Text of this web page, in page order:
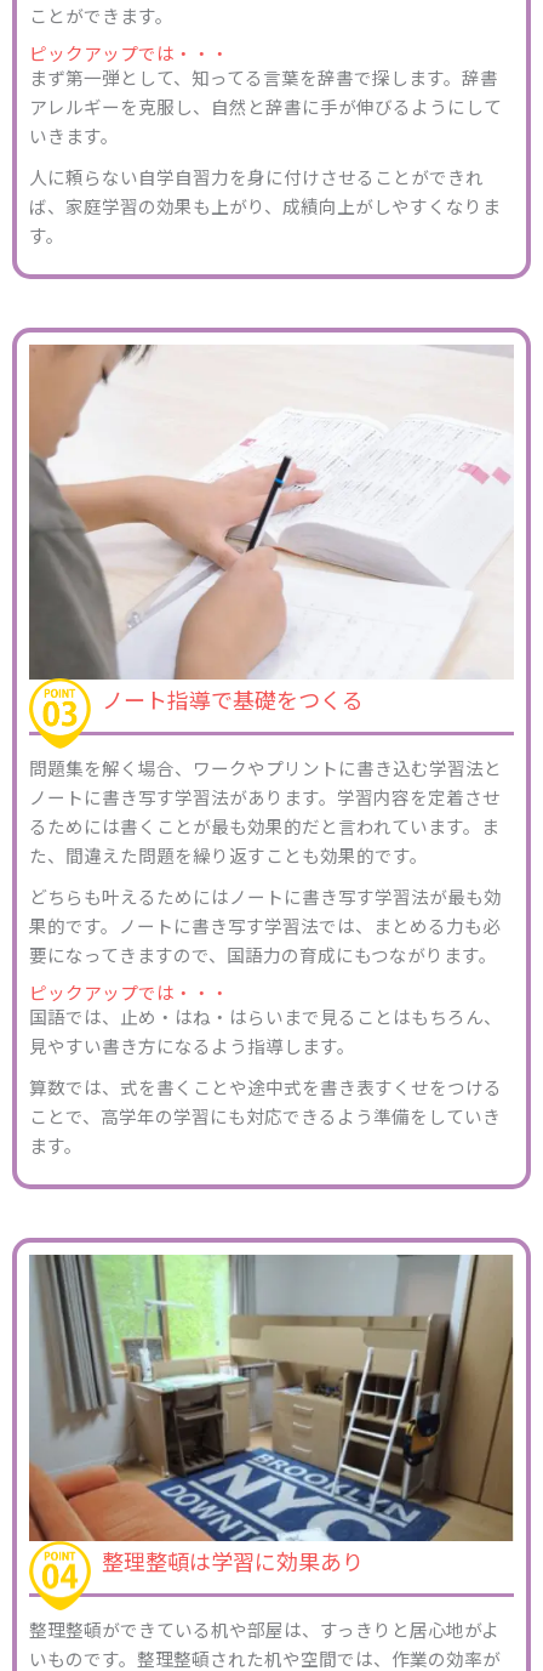
ことができます。
ピックアップでは・・・
まず第一弾として、知ってる言葉を辞書で探します。辞書
アレルギーを克服し、自然と辞書に手が伸びるようにして
いきます。
人に頼らない自学自習力を身に付けさせることができれ
ば、家庭学習の効果も上がり、成績向上がしやすくなりま
す。
ノート指導で基礎をつくる
問題集を解く場合、ワークやプリントに書き込む学習法と
ノートに書き写す学習法があります。学習内容を定着させ
るためには書くことが最も効果的だと言われています。ま
た、間違えた問題を繰り返すことも効果的です。
どちらも叶えるためにはノートに書き写す学習法が最も効
果的です。ノートに書き写す学習法では、まとめる力も必
要になってきますので、国語力の育成にもつながります。
ピックアップでは・・・
国語では、止め・はね・はらいまで見ることはもちろん、
見やすい書き方になるよう指導します。
算数では、式を書くことや途中式を書き表すくせをつける
ことで、高学年の学習にも対応できるよう準備をしていき
ます。
整理整頓は学習に効果あり
整理整頓ができている机や部屋は、すっきりと居心地がよ
いものです。整理整頓された机や空間では、作業の効率が